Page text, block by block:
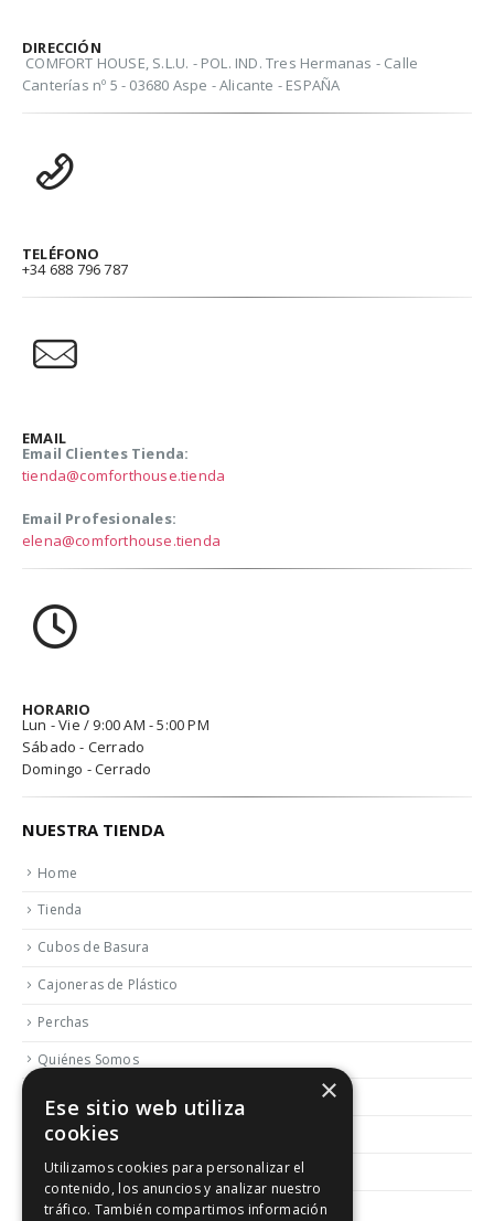
DIRECCIÓN
COMFORT HOUSE, S.L.U. - POL. IND. Tres Hermanas - Calle
Canterías nº 5 - 03680 Aspe - Alicante - ESPAÑA
TELÉFONO
+34 688 796 787
EMAIL
Email Clientes Tienda:
tienda@comforthouse.tienda
Email Profesionales:
elena@comforthouse.tienda
HORARIO
Lun - Vie / 9:00 AM - 5:00 PM
Sábado - Cerrado
Domingo - Cerrado
NUESTRA TIENDA
Home
Tienda
Cubos de Basura
Cajoneras de Plástico
Perchas
Quiénes Somos
Contactar
Blog
Política de Reembolso y Devoluciones
Aviso Legal
×
Ese sitio web utiliza
cookies
Utilizamos cookies para personalizar el
contenido, los anuncios y analizar nuestro
tráfico. También compartimos información